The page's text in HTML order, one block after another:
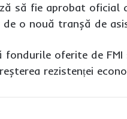
să fie aprobat oficial
de o nouă tranșă de
fondurile oferite de
rezistenței